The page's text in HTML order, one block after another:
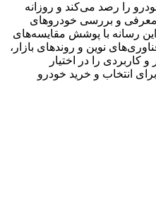
از سال ۱۳۸۹ بازار خودرو را رصد می‌کند و روزانه
معرفی و بررسی خودروهای
رسانه با پوشش مقایسه‌های
نوین و روندهای بازار،
کاربردی را در اختیار
انتخاب و خرید خودرو